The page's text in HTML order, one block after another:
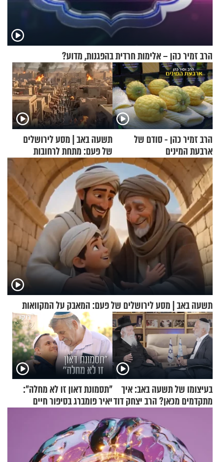
הרב זמיר כהן – אלימות חרדית בהפגנות, מדוע?
הרב זמיר כהן - סודם של
ארבעת המינים
תשעה באב | מסע לירושלים
של פעם: מתחת לרחובות
ירושלים
תשעה באב | מסע לירושלים של פעם: המאבק על המקוואות
בעיצומו של תשעה באב: איך
מתקדמים מכאן? הרב יצחק דוד
"תסמונת דאון זו לא מחלה":
יאיר פומברג בסיפור חיים